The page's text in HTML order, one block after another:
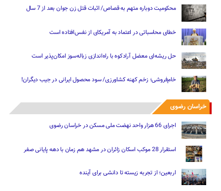
محکومیت دوباره متهم به قصاص/ اثبات قتل زن جوان بعد از 7 سال
خطای محاسباتی در اعتماد به آمریکای از نفس‌افتاده است
حل ریشه‌ای معضل آرادکوه با راه‌اندازی زباله‌سوز امکان‌پذیر است
خام‌فروشی؛ زخم کهنه کشاورزی/ سود محصول ایرانی در جیب دیگران!
خراسان رضوی
اجرای 66 هزار واحد نهضت ملی مسکن در خراسان رضوی
استقرار 28 موکب اسکان زائران در مشهد هم زمان با دهه پایانی صفر
اربعین؛ از تجربه زیسته تا دانشی برای آینده